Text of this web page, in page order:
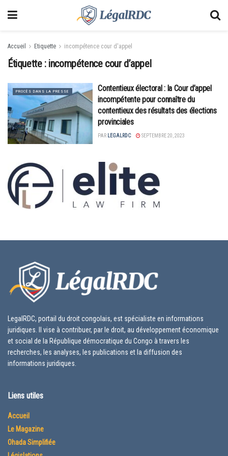
Accueil Etiquette incompétence cour d'appel
Étiquette : incompétence cour d’appel
PROCÈS DANS LA PRESSE
Contentieux électoral : la Cour d’appel
incompétente pour connaître du
contentieux des résultats des élections
provinciales
PAR LEGALRDC SEPTEMBRE 20, 2023
LegalRDC, portail du droit congolais, est spécialiste en informations
juridiques. Il vise à contribuer, par le droit, au développement économique
et social de la République démocratique du Congo à travers les
recherches, les analyses, les publications et la diffusion des
informations juridiques.
Liens utiles
Accueil
Le Magazine
Ohada Simplifiée